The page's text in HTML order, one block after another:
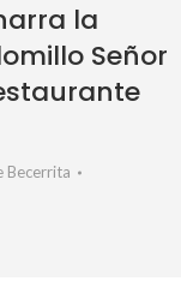
la
Señor
Becerrita